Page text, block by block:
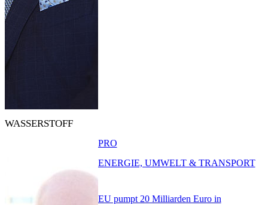
WASSERSTOFF
EU pumpt 20 Milliarden Euro in
PRO
ENERGIE, UMWELT & TRANSPORT